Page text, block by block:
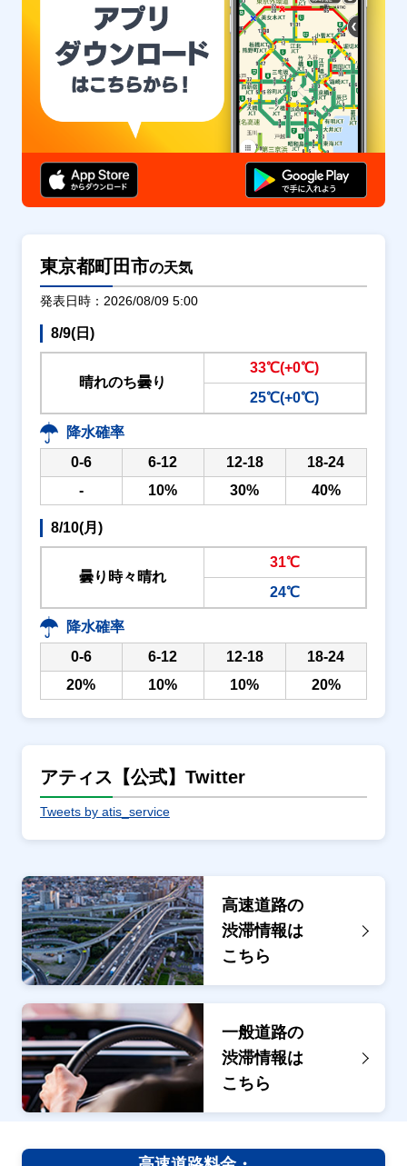
東京都町田市の天気
発表日時：2026/08/09 5:00
8/9(日)
晴れのち曇り
33℃(+0℃)
25℃(+0℃)
降水確率
0-6
6-12 12-18
18-24
-
10% 30% 40%
8/10(月)
曇り時々晴れ
31℃
24℃
降水確率
0-6
6-12 12-18
18-24
20%
10% 10% 20%
アティス【公式】Twitter
Tweets by atis_service
高速道路の
渋滞情報は
こちら
一般道路の
渋滞情報は
こちら